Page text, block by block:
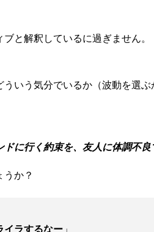
と解釈しているに過ぎません。
いう気分でいるか（波動を選
に行く約束を、友人に体調不
うか？
イラするなー 」